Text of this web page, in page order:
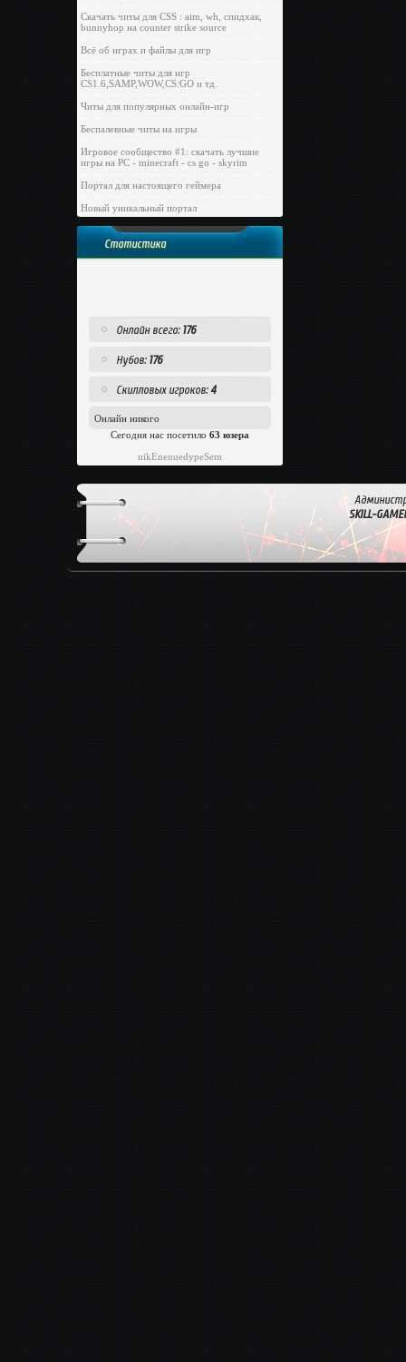
Скачать читы для CSS : aim, wh, спидхак,
bunnyhop на counter strike source
Всё об играх и файлы для игр
Бесплатные читы для игр
CS1.6,SAMP,WOW,CS:GO и тд.
Читы для популярных онлайн-игр
Беспалевные читы на игры
Игровое сообщество #1: скачать лучшие
игры на PC - minecraft - cs go - skyrim
Портал для настоящего геймера
Новый уникальный портал
Статистика
Онлайн всего:176
Нубов:176
Скилловых игроков:4
Онлайн никого
Сегодня нас посетило 63 юзера
nikEnenuedypeSem
SKILL-